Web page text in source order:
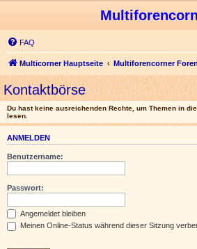
FAQ
Multicorner Hauptseite Multiforencorner
Kontaktbörse
Du hast keine ausreichenden Rechte, um Themen in
lesen.
ANMELDEN
Benutzername:
Passwort:
Angemeldet bleiben
Meinen Online-Status während dieser Sitzung